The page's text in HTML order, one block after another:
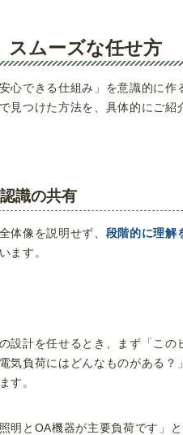
スムーズな任せ方
心できる仕組み」を意識的に作
見つけた方法を、具体的にご紹
識の共有
体像を説明せず、 段階的に理解
ます。
設計を任せるとき、まず「この
気負荷にはどんなものがある？
す。
明とOA機器が主要負荷です」